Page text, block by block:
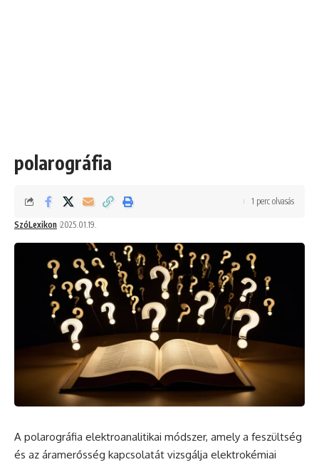
polarográfia
SzóLexikon 2025.01.19.
1 perc olvasás
A polarográfia elektroanalitikai módszer, amely a feszültség
és az áramerősség kapcsolatát vizsgálja elektrokémiai